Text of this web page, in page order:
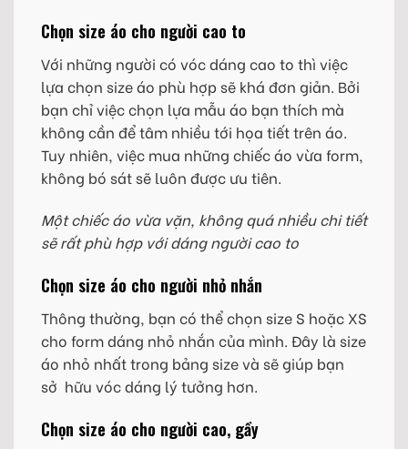
Chọn size áo cho người cao to
Với những người có vóc dáng cao to thì việc
lựa chọn size áo phù hợp sẽ khá đơn giản. Bởi
bạn chỉ việc chọn lựa mẫu áo bạn thích mà
không cần để tâm nhiều tới họa tiết trên áo.
Tuy nhiên, việc mua những chiếc áo vừa form,
không bó sát sẽ luôn được ưu tiên.
Một chiếc áo vừa vặn, không quá nhiều chi tiết
sẽ rất phù hợp với dáng người cao to
Chọn size áo cho người nhỏ nhắn
Thông thường, bạn có thể chọn size S hoặc XS
cho form dáng nhỏ nhắn của mình. Đây là size
áo nhỏ nhất trong bảng size và sẽ giúp bạn
sở hữu vóc dáng lý tưởng hơn.
Chọn size áo cho người cao, gầy